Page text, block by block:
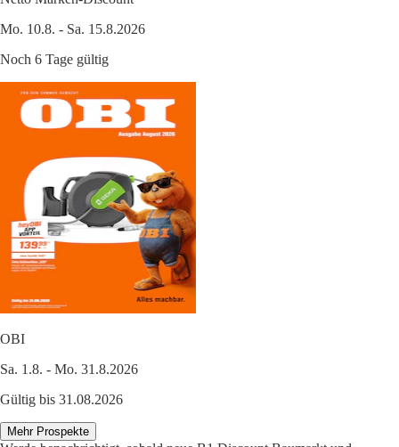
Mo. 10.8. - Sa. 15.8.2026
Noch 6 Tage gültig
OBI
Sa. 1.8. - Mo. 31.8.2026
Gültig bis 31.08.2026
Mehr Prospekte